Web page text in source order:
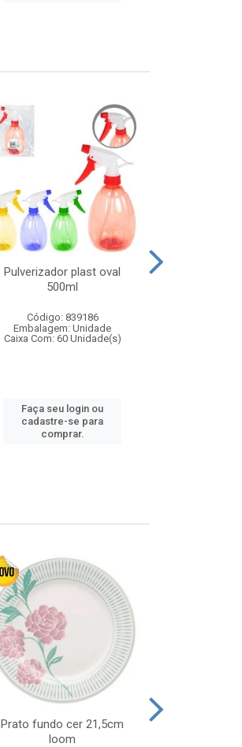
Pulverizador plast oval
500ml
Código: 839186
Embalagem: Unidade
Caixa Com: 60 Unidade(s)
Faça seu login ou
cadastre-se para
comprar.
Prato fundo cer 21,5cm
loom